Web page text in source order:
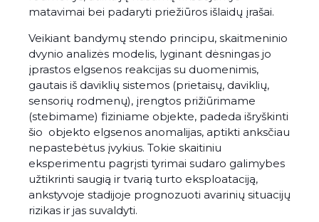
matavimai bei padaryti priežiūros išlaidų įrašai.
Veikiant bandymų stendo principu, skaitmeninio
dvynio analizės modelis, lyginant dėsningas jo
įprastos elgsenos reakcijas su duomenimis,
gautais iš daviklių sistemos (prietaisų, daviklių,
sensorių rodmenų), įrengtos prižiūrimame
(stebimame) fiziniame objekte, padeda išryškinti
šio objekto elgsenos anomalijas, aptikti anksčiau
nepastebėtus įvykius. Tokie skaitiniu
eksperimentu pagrįsti tyrimai sudaro galimybes
užtikrinti saugią ir tvarią turto eksploataciją,
ankstyvoje stadijoje prognozuoti avarinių situacijų
rizikas ir jas suvaldyti.